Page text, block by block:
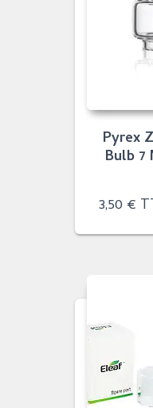
Pyrex
Bulb 7
3,50 €